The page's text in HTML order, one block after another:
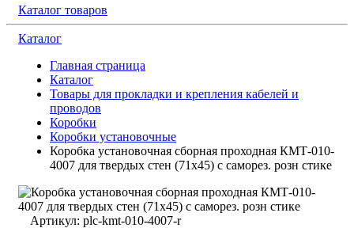
Каталог товаров
Каталог
Главная страница
Каталог
Товары для прокладки и крепления кабелей и
проводов
Коробки
Коробки установочные
Коробка установочная сборная проходная КМТ-010-
4007 для твердых стен (71х45) с саморез. розн стике
Артикул: plc-kmt-010-4007-r